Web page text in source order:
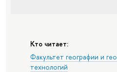
Кто читает:
Факультет географии и
технологий